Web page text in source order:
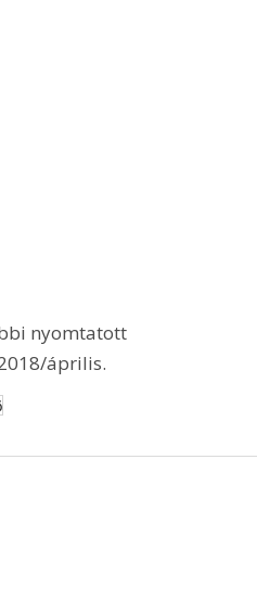
nyomtatott
április.